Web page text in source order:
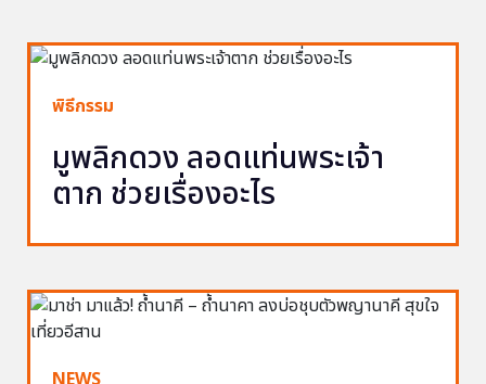
พิธีกรรม
มูพลิกดวง ลอดแท่นพระเจ้า
ตาก ช่วยเรื่องอะไร